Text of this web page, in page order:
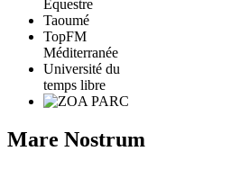
Equestre
Taoumé
TopFM
Méditerranée
Université du
temps libre
Mare Nostrum